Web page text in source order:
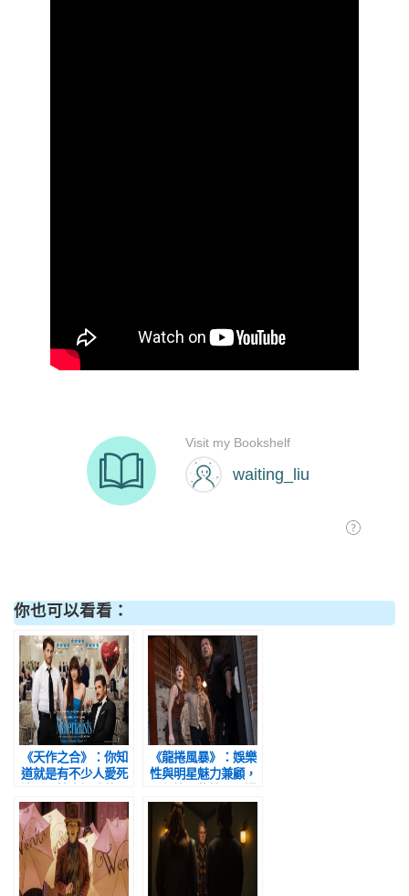
你也可以看看：
《天作之合》：你知
道就是有不少人愛死
影
《龍捲風暴》：娛樂
性與明星魅力兼顧，
麥可．克萊頓的電影